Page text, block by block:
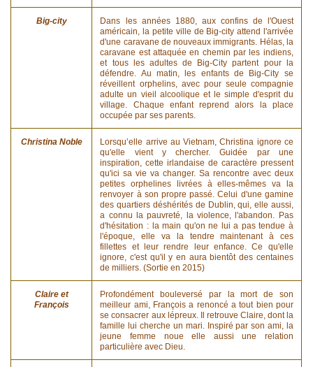
Big-city
Dans les années 1880, aux confins de l'Ouest
américain, la petite ville de Big-city attend l'arrivée
d'une caravane de nouveaux immigrants. Hélas, la
caravane est attaquée en chemin par les indiens,
et tous les adultes de Big-City partent pour la
défendre. Au matin, les enfants de Big-City se
réveillent orphelins, avec pour seule compagnie
adulte un vieil alcoolique et le simple d'esprit du
village. Chaque enfant reprend alors la place
occupée par ses parents.
Christina Noble
Lorsqu’elle arrive au Vietnam, Christina ignore ce
qu'elle vient y chercher. Guidée par une
inspiration, cette irlandaise de caractère pressent
qu'ici sa vie va changer. Sa rencontre avec deux
petites orphelines livrées à elles-mêmes va la
renvoyer à son propre passé. Celui d'une gamine
des quartiers déshérités de Dublin, qui, elle aussi,
a connu la pauvreté, la violence, l'abandon. Pas
d'hésitation : la main qu'on ne lui a pas tendue à
l'époque, elle va la tendre maintenant à ces
fillettes et leur rendre leur enfance. Ce qu'elle
ignore, c'est qu'il y en aura bientôt des centaines
de milliers. (Sortie en 2015)
Claire et
François
Profondément bouleversé par la mort de son
meilleur ami, François a renoncé a tout bien pour
se consacrer aux lépreux. Il retrouve Claire, dont la
famille lui cherche un mari. Inspiré par son ami, la
jeune femme noue elle aussi une relation
particulière avec Dieu.